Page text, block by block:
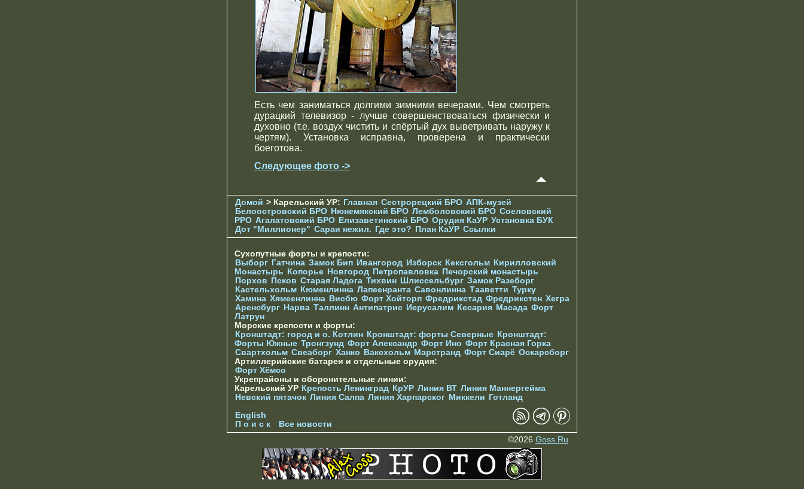
Есть чем заниматься долгими зимними вечерами. Чем смотреть
дурацкий телевизор - лучше совершенствоваться физически и
духовно (т.е. воздух чистить и спёртый дух выветривать наружу к
чертям). Установка исправна, проверена и практически
боеготова.
Следующее фото ->
Домой > Карельский УР: Главная Сестрорецкий БРО АПК-музей
Белоостровский БРО Нюнемякский БРО Лемболовский БРО Соеловский
РРО Агалатовский БРО Елизаветинcкий БРО Орудия КаУР Установка БУК
Дот "Миллионер" Сараи нежил. Где это? План КаУР Ссылки
Сухопутные форты и крепости:
Выборг Гатчина Замок Бип Ивангород Изборск Кексгольм Кирилловский
Монастырь
Копорье Новгород Петропавловка Печорcкий монастырь
Порхов
Псков Старая Ладога Тихвин Шлиссельбург Замок Разеборг
Кастельхольм Кюменлинна Лапеенранта Савонлинна Тааветти Турку
Хамина Хямеенлинна Висбю Форт Хойторп Фредрикстад Фредрикстен Хегра
Аренсбург Нарва Таллинн Антипатрис Иерусалим Кесария Масада Форт
Латрун
Морские крепости и форты:
Кронштадт: город и о. Котлин Кронштадт: форты Северные Кронштадт:
Форты Южные Тронгзунд Форт Александр Форт Ино Форт Красная Горка
Свартхольм Свеаборг Ханко Ваксхольм Марстранд Форт Сиарё Оскарсборг
Артиллерийские батареи и отдельные орудия:
Форт Хёмсо
Укрепрайоны и оборонительные линии:
Карельский УР Крепость Ленинград КрУР Линия ВТ Линия Маннергейма
Невский пятачок Линия Салпа Линия Харпарског Миккели
Готланд
English
П о и с к
Все новости
©2026 Goss.Ru